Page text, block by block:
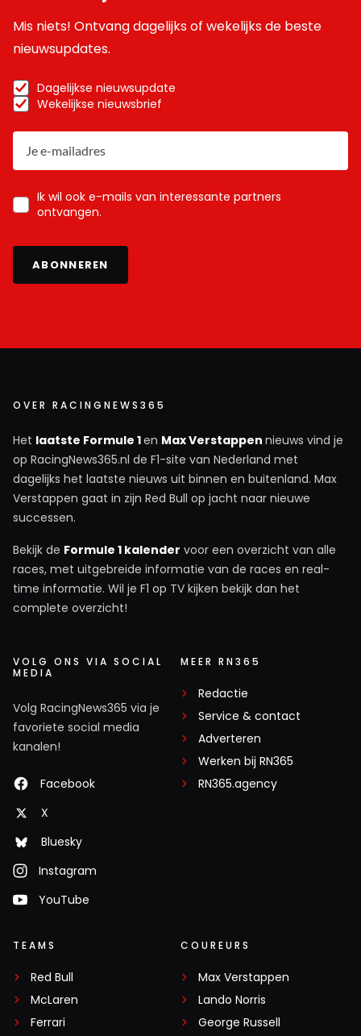
Mis niets! Ontvang dagelijks of wekelijks de beste
nieuwsupdates.
Dagelijkse nieuwsupdate
Wekelijkse nieuwsbrief
Ik wil ook e-mails van interessante partners
ontvangen.
ABONNEREN
OVER RACINGNEWS365
Het laatste Formule 1en Max Verstappen nieuws vind je
op RacingNews365.nl de F1-site van Nederland met
dagelijks het laatste nieuws uit binnen en buitenland. Max
Verstappen gaat in zijn Red Bull op jacht naar nieuwe
successen.
Bekijk de Formule 1 kalender voor een overzicht van alle
races, met uitgebreide informatie van de races en real-
time informatie. Wil je F1 op TV kijken bekijk dan het
complete overzicht!
VOLG ONS VIA SOCIAL
MEDIA
Volg RacingNews365 via je
favoriete social media
kanalen!
Facebook
X
Bluesky
Instagram
YouTube
MEER RN365
Redactie
Service & contact
Adverteren
Werken bij RN365
RN365.agency
TEAMS
Red Bull
McLaren
Ferrari
COUREURS
Max Verstappen
Lando Norris
George Russell